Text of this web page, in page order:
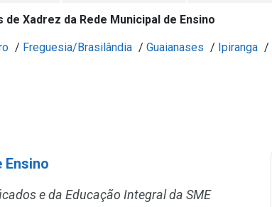
Xadrez da Rede Municipal de Ensino
/ Freguesia/Brasilândia / Guaianases / Ipiranga /
Ensino
e da Educação Integral da SME